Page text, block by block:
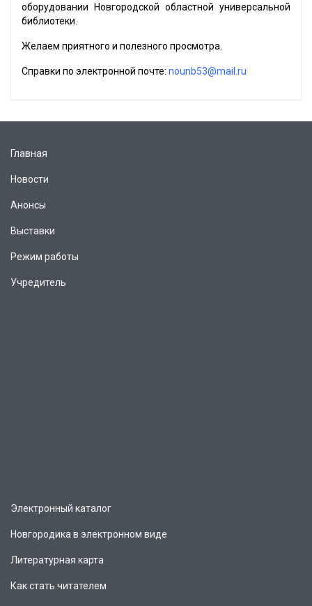
оборудовании Новгородской областной универсальной
библиотеки.
Желаем приятного и полезного просмотра.
Справки по электронной почте: nounb53@mail.ru
Главная
Новости
Анонсы
Выставки
Режим работы
Учредитель
Электронный каталог
Новгородика в электронном виде
Литературная карта
Как стать читателем